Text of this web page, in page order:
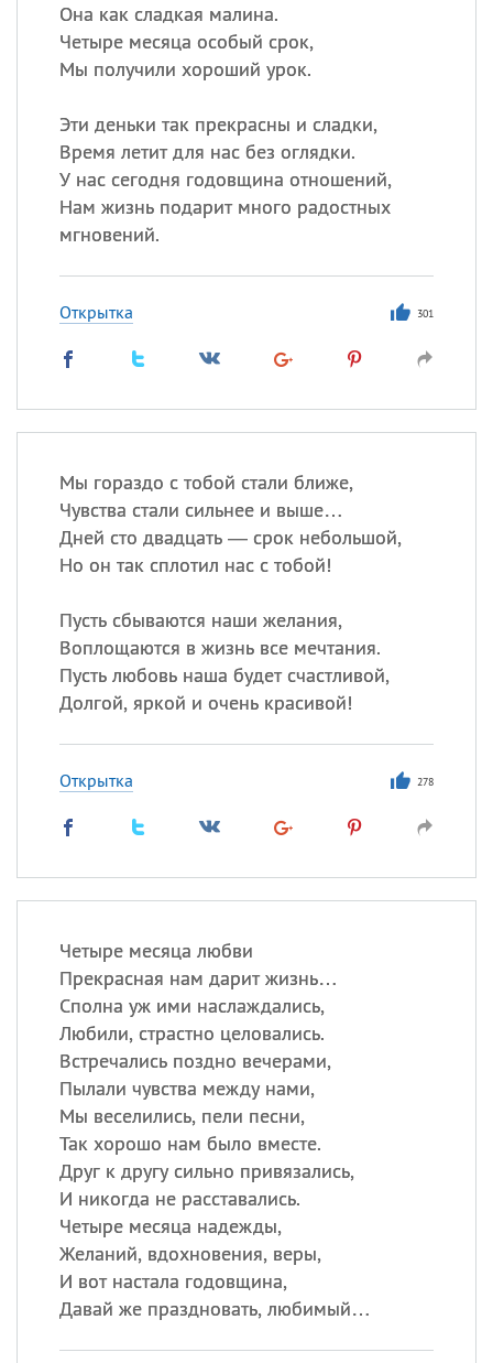
Она как сладкая малина.
Четыре месяца особый срок,
Мы получили хороший урок.
Эти деньки так прекрасны и сладки,
Время летит для нас без оглядки.
У нас сегодня годовщина отношений,
Нам жизнь подарит много радостных
мгновений.
Открытка 301
Мы гораздо с тобой стали ближе,
Чувства стали сильнее и выше…
Дней сто двадцать — срок небольшой,
Но он так сплотил нас с тобой!
Пусть сбываются наши желания,
Воплощаются в жизнь все мечтания.
Пусть любовь наша будет счастливой,
Долгой, яркой и очень красивой!
Открытка 278
Четыре месяца любви
Прекрасная нам дарит жизнь…
Сполна уж ими наслаждались,
Любили, страстно целовались.
Встречались поздно вечерами,
Пылали чувства между нами,
Мы веселились, пели песни,
Так хорошо нам было вместе.
Друг к другу сильно привязались,
И никогда не расставались.
Четыре месяца надежды,
Желаний, вдохновения, веры,
И вот настала годовщина,
Давай же праздновать, любимый…